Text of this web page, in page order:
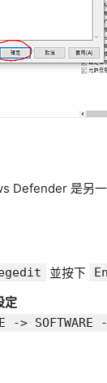
Defender 是另
並按下
定
->